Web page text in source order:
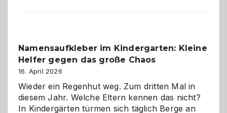
ist
eine
die
richtige
Wahl?
Namensaufkleber im Kindergarten: Kleine
Helfer gegen das große Chaos
16. April 2026
Wieder ein Regenhut weg. Zum dritten Mal in
diesem Jahr. Welche Eltern kennen das nicht?
In Kindergärten türmen sich täglich Berge an